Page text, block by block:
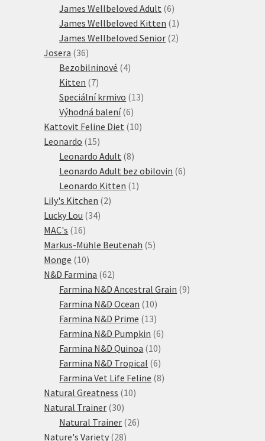
produktů
James Wellbeloved Adult 66
produktů
James Wellbeloved Kitten 1 1
produkt
James Wellbeloved Senior 22
Josera 3636
produktů
Bezobilninové 44
Kitten 77
produktů
Speciální krmivo 1313
Výhodná balení 66
produktů
Kattovit Feline Diet 1010
Leonardo 1515
produktů
Leonardo Adult 88
produktů
Leonardo Adult bez obilovin 66
Leonardo Kitten 1 1
Lily's Kitchen 22
Lucky Lou 3434
MAC's 1616
produktů
Markus-Mühle Beutenah 55
Monge 1010
produktů
N&D Farmina 6262
produktů
Farmina N&D Ancestral Grain 99
Farmina N&D Ocean 1010
produktů
Farmina N&D Prime 1313
produktů
Farmina N&D Pumpkin 66
Farmina N&D Quinoa 1010
produktů
Farmina N&D Tropical 66
produktů
Farmina Vet Life Feline 88
Natural Greatness 1010
Natural Trainer 3030
produktů
Natural Trainer 2626
Nature's Variety 2828